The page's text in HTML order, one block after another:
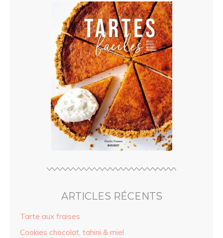
ARTICLES RÉCENTS
Tarte aux fraises
Cookies chocolat, tahini & miel